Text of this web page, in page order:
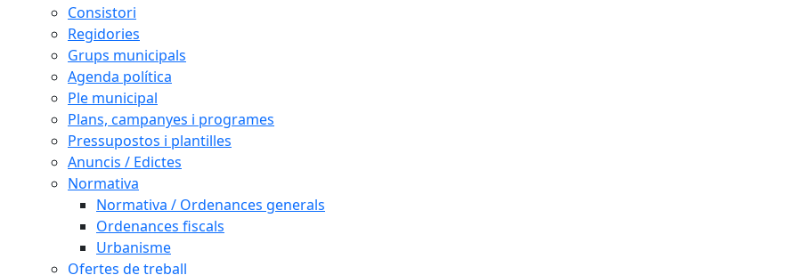
Consistori
Regidories
Grups municipals
Agenda política
Ple municipal
Plans, campanyes i programes
Pressupostos i plantilles
Anuncis / Edictes
Normativa
Normativa / Ordenances generals
Ordenances fiscals
Urbanisme
Ofertes de treball